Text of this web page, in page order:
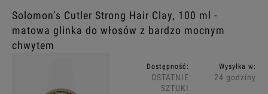
Solomon’s Cutler Strong Hair Clay, 100 ml -
matowa glinka do włosów z bardzo mocnym
chwytem
Dostępność:
OSTATNIE
SZTUKI
Wysyłka w:
24 godziny